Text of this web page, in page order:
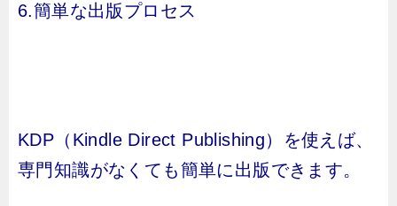
6.簡単な出版プロセス
KDP（Kindle Direct Publishing）を使えば、
専門知識がなくても簡単に出版できます。